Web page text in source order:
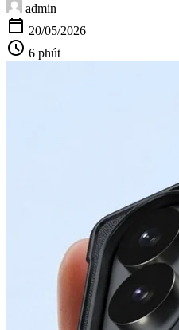
admin
calendar_today 20/05/2026
schedule 6 phút